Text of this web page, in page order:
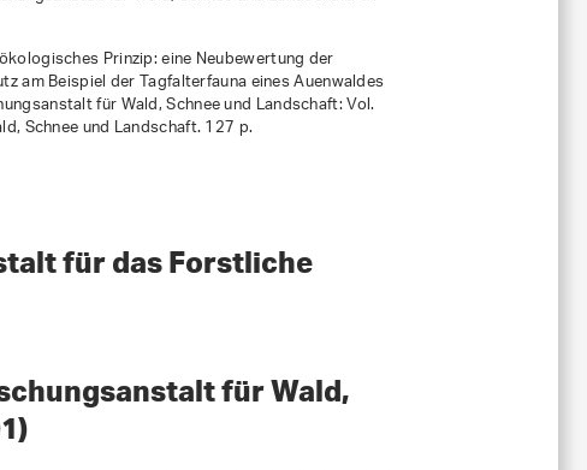
Prinzip: eine Neubewertung der
am Beispiel der Tagfalterfauna eines Auenwaldes
für Wald, Schnee und Landschaft: Vol.
Schnee und Landschaft. 127 p.
für das Forstliche
für Wald,